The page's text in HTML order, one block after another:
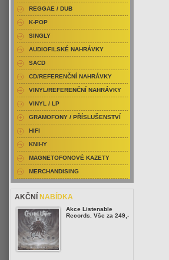
REGGAE / DUB
K-POP
SINGLY
AUDIOFILSKÉ NAHRÁVKY
SACD
CD/REFERENČNÍ NAHRÁVKY
VINYL/REFERENČNÍ NAHRÁVKY
VINYL / LP
GRAMOFONY / PŘÍSLUŠENSTVÍ
HIFI
KNIHY
MAGNETOFONOVÉ KAZETY
MERCHANDISING
AKČNÍ NABÍDKA
Akce Listenable
Records. Vše za 249,-